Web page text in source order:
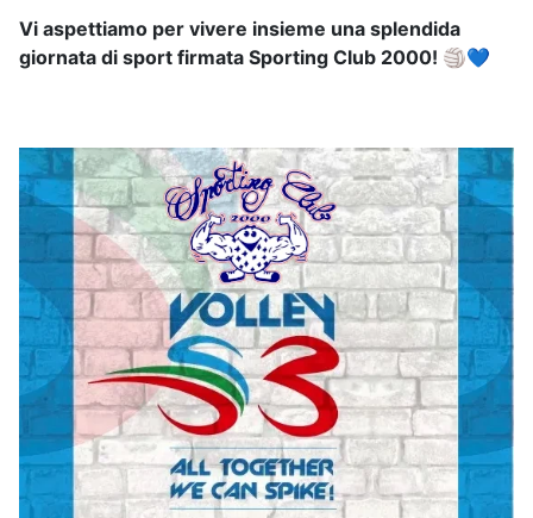
Vi aspettiamo per vivere insieme una splendida
giornata di sport firmata Sporting Club 2000! 🏐💙